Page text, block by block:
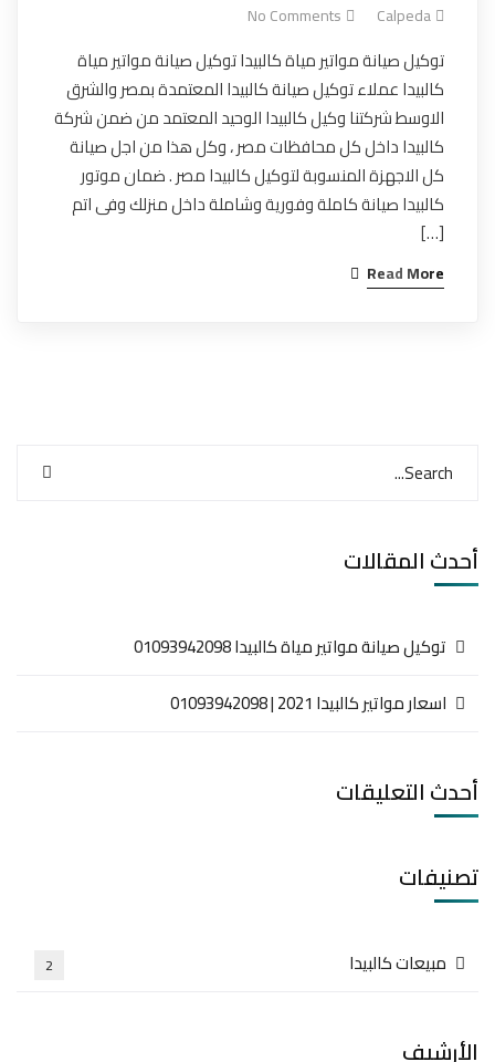
Calpeda
No Comments
توكيل صيانة مواتير مياة كالبيدا توكيل صيانة مواتير مياة
كالبيدا عملاء توكيل صيانة كالبيدا المعتمدة بمصر والشرق
الاوسط شركتنا وكيل كالبيدا الوحيد المعتمد من ضمن شركة
كالبيدا داخل كل محافظات مصر ، وكل هذا من اجل صيانة
كل الاجهزة المنسوبة لتوكيل كالبيدا مصر . ضمان موتور
كالبيدا صيانة كاملة وفورية وشاملة داخل منزلك وفى اتم
[…]
Read More
أحدث المقالات
توكيل صيانة مواتير مياة كالبيدا 01093942098
اسعار مواتير كالبيدا 2021 | 01093942098
أحدث التعليقات
تصنيفات
مبيعات كالبيدا 2
الأرشيف